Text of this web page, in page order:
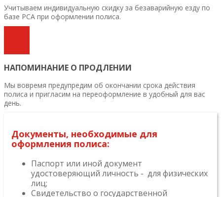
Учитываем индивидуальную скидку за безаварийную езду по
базе РСА при оформлении полиса.
НАПОМИНАНИЕ О ПРОДЛЕНИИ
Мы вовремя предупредим об окончании срока действия
полиса и пригласим на переоформление в удобный для вас
день.
Документы, необходимые для
оформления полиса:
Паспорт или иной документ
удостоверяющий личность - для физических
лиц;
Свидетельство о государственной